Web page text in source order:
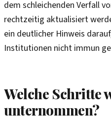
dem schleichenden Verfall
rechtzeitig aktualisiert
ein deutlicher Hinweis
Institutionen nicht immun
Welche Schritte
unternommen?